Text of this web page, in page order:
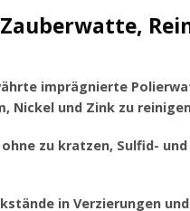
imprägnierte
Nickel und Zink zu
zu kratzen, Sulfid-
in Verzierungen